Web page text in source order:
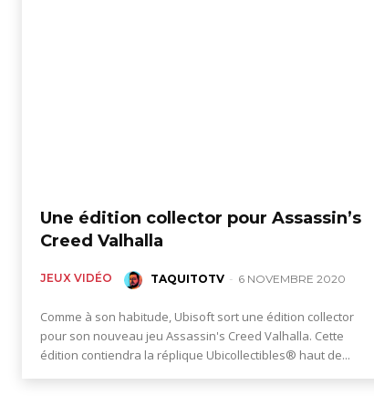
Une édition collector pour Assassin’s
Creed Valhalla
JEUX VIDÉO TAQUITOTV - 6 NOVEMBRE 2020
Comme à son habitude, Ubisoft sort une édition collector
pour son nouveau jeu Assassin's Creed Valhalla. Cette
édition contiendra la réplique Ubicollectibles® haut de...